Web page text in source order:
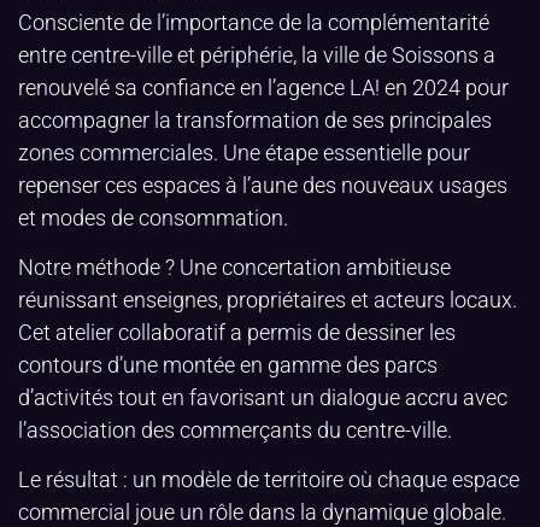
Consciente de l’importance de la complémentarité
entre centre-ville et périphérie, la ville de Soissons a
renouvelé sa confiance en l’agence LA! en 2024 pour
accompagner la transformation de ses principales
zones commerciales. Une étape essentielle pour
repenser ces espaces à l’aune des nouveaux usages
et modes de consommation.
Notre méthode ? Une concertation ambitieuse
réunissant enseignes, propriétaires et acteurs locaux.
Cet atelier collaboratif a permis de dessiner les
contours d’une montée en gamme des parcs
d’activités tout en favorisant un dialogue accru avec
l’association des commerçants du centre-ville.
Le résultat : un modèle de territoire où chaque espace
commercial joue un rôle dans la dynamique globale.